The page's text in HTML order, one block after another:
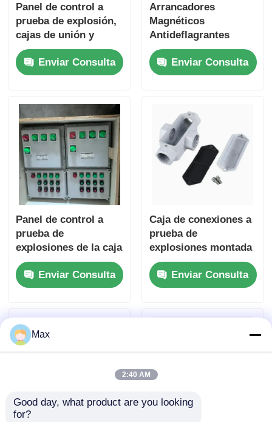
Panel de control a
prueba de explosión,
cajas de unión y
recintos eléctricos
Enviar Consulta
Arrancadores
Magnéticos
Antideflagrantes
Personalizados,
Paneles de Control de
Motores y Cajas de
Enviar Consulta
Panel de control a
prueba de
explosiones de la caja
de distribución IP65
resistente a la
corrosión
Enviar Consulta
Caja de conexiones a
prueba de
explosiones montada
en la pared IP66
resistente a la
intemperie certificada
Enviar Consulta
Max
2:40 AM
Good day, what product are you looking
for?